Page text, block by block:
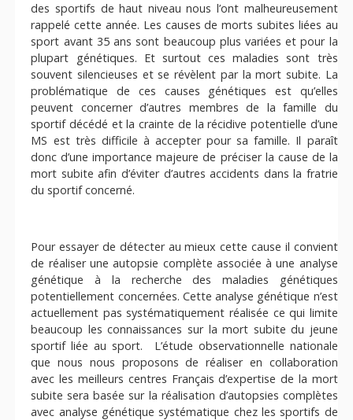
des sportifs de haut niveau nous l’ont malheureusement
rappelé cette année. Les causes de morts subites liées au
sport avant 35 ans sont beaucoup plus variées et pour la
plupart génétiques. Et surtout ces maladies sont très
souvent silencieuses et se révèlent par la mort subite. La
problématique de ces causes génétiques est qu’elles
peuvent concerner d’autres membres de la famille du
sportif décédé et la crainte de la récidive potentielle d’une
MS est très difficile à accepter pour sa famille. Il paraît
donc d’une importance majeure de préciser la cause de la
mort subite afin d’éviter d’autres accidents dans la fratrie
du sportif concerné.
Pour essayer de détecter au mieux cette cause il convient
de réaliser une autopsie complète associée à une analyse
génétique à la recherche des maladies génétiques
potentiellement concernées. Cette analyse génétique n’est
actuellement pas systématiquement réalisée ce qui limite
beaucoup les connaissances sur la mort subite du jeune
sportif liée au sport. L’étude observationnelle nationale
que nous nous proposons de réaliser en collaboration
avec les meilleurs centres Français d’expertise de la mort
subite sera basée sur la réalisation d’autopsies complètes
avec analyse génétique systématique chez les sportifs de